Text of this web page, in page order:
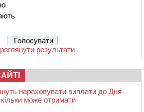
результати
нараховувати виплати до Дня
може отримати